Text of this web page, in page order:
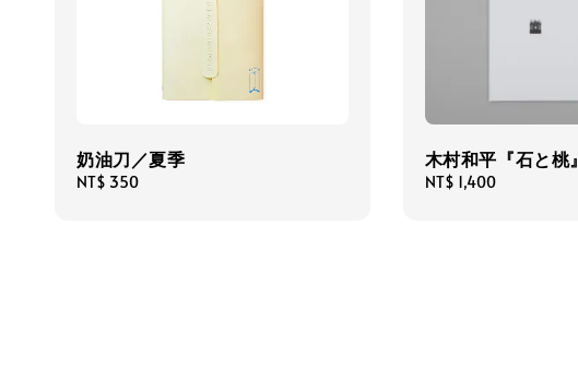
奶油刀／夏季
Regular
NT$ 350
木村和平『石と桃』
Regular
NT$ 1,400